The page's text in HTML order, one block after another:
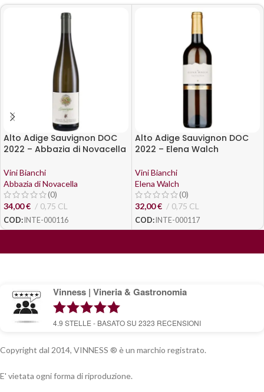
Alto Adige Sauvignon DOC
2022 – Abbazia di Novacella
Vini Bianchi
Abbazia di Novacella
(0)
34,00€ 0,75 CL
COD: INTE-000116
Alto Adige Sauvignon DOC
2022 – Elena Walch
Vini Bianchi
Elena Walch
(0)
32,00€ 0,75 CL
COD: INTE-000117
Vinness | Vineria & Gastronomia
4.9 STELLE - BASATO SU 2323 RECENSIONI
Copyright dal 2014, VINNESS ® è un marchio registrato.
E' vietata ogni forma di riproduzione.